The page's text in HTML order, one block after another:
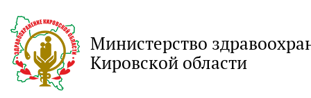
Министерство
Кировской области